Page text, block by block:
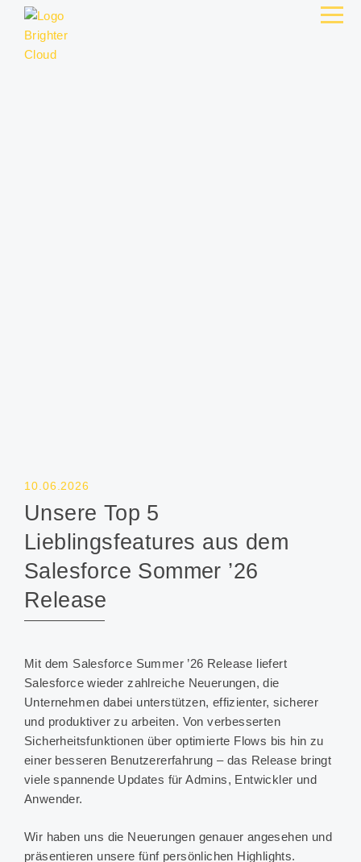
10.06.2026
Unsere Top 5
Lieblingsfeatures aus dem
Salesforce Sommer ’26
Release
Mit dem Salesforce Summer ’26 Release liefert
Salesforce wieder zahlreiche Neuerungen, die
Unternehmen dabei unterstützen, effizienter, sicherer
und produktiver zu arbeiten. Von verbesserten
Sicherheitsfunktionen über optimierte Flows bis hin zu
einer besseren Benutzererfahrung – das Release bringt
viele spannende Updates für Admins, Entwickler und
Anwender.
Wir haben uns die Neuerungen genauer angesehen und
präsentieren unsere fünf persönlichen Highlights.